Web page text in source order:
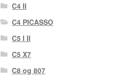
C4 II
C4 PICASSO
C5 I II
C5 X7
C8 og 807